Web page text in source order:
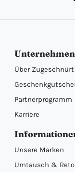
Unternehmen
Über Zugeschnürt
Partnerprogramm
Karriere
Unsere Marken
Umtausch &